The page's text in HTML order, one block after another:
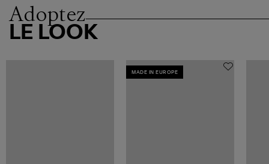
Adoptez
LE LOOK
MADE IN EUROPE